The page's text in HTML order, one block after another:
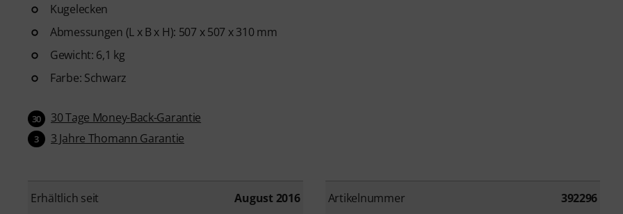
Kugelecken
Abmessungen (L x B x H): 507 x 507 x 310 mm
Gewicht: 6,1 kg
Farbe: Schwarz
30 30 Tage Money-Back-Garantie
3 3 Jahre Thomann Garantie
Erhältlich seit August 2016 Artikelnummer 392296